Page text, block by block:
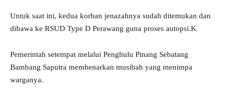
Untuk saat ini, kedua korban jenazahnya sudah ditemukan dan
dibawa ke RSUD Type D Perawang guna proses autopsi.K
Pemerintah setempat melalui Penghulu Pinang Sebatang
Bambang Saputra membenarkan musibah yang menimpa
warganya.